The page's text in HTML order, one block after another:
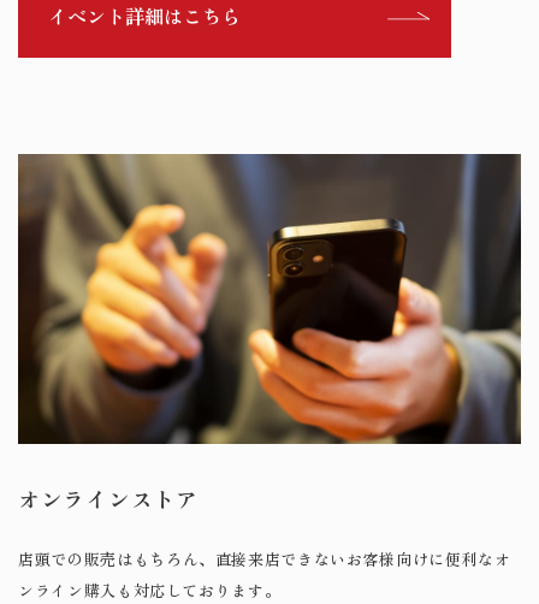
イベント詳細はこちら
オンラインストア
店頭での販売はもちろん、直接来店できないお客様向けに便利なオ
ンライン購入も対応しております。